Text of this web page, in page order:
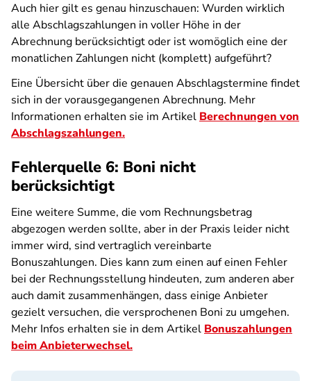
Auch hier gilt es genau hinzuschauen: Wurden wirklich
alle Abschlagszahlungen in voller Höhe in der
Abrechnung berücksichtigt oder ist womöglich eine der
monatlichen Zahlungen nicht (komplett) aufgeführt?
Eine Übersicht über die genauen Abschlagstermine findet
sich in der vorausgegangenen Abrechnung. Mehr
Informationen erhalten sie im Artikel Berechnungen von
Abschlagszahlungen.
Fehlerquelle 6: Boni nicht
berücksichtigt
Eine weitere Summe, die vom Rechnungsbetrag
abgezogen werden sollte, aber in der Praxis leider nicht
immer wird, sind vertraglich vereinbarte
Bonuszahlungen. Dies kann zum einen auf einen Fehler
bei der Rechnungsstellung hindeuten, zum anderen aber
auch damit zusammenhängen, dass einige Anbieter
gezielt versuchen, die versprochenen Boni zu umgehen.
Mehr Infos erhalten sie in dem Artikel Bonuszahlungen
beim Anbieterwechsel.